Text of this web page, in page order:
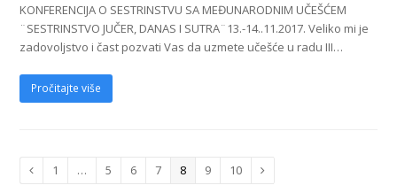
KONFERENCIJA O SESTRINSTVU SA MEĐUNARODNIM UČEŠĆEM
¨SESTRINSTVO JUČER, DANAS I SUTRA¨13.-14..11.2017. Veliko mi je
zadovoljstvo i čast pozvati Vas da uzmete učešće u radu III…
Pročitajte više
Previous
Page
1 … Page
5 Page
6 Page
7 Page
8 Page
9 Page
10